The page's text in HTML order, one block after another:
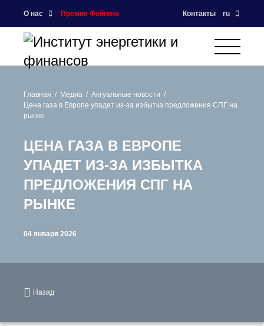
О нас Премия Фейгина Контакты ru
Главная Медиа
Актуальные новости
Цена газа в Европе упадет из-за избытка предложения СПГ на
рынке
ЦЕНА ГАЗА В ЕВРОПЕ
УПАДЕТ ИЗ-ЗА ИЗБЫТКА
ПРЕДЛОЖЕНИЯ СПГ НА
РЫНКЕ
04 января 2026
Назад